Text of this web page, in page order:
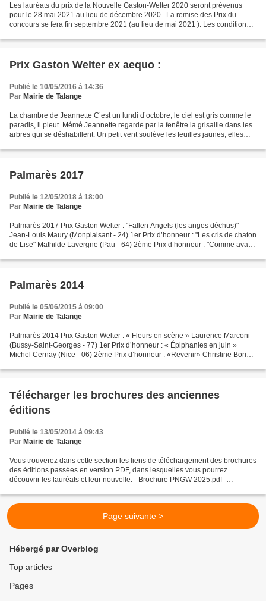
Les lauréats du prix de la Nouvelle Gaston-Welter 2020 seront prévenus
pour le 28 mai 2021 au lieu de décembre 2020 . La remise des Prix du
concours se fera fin septembre 2021 (au lieu de mai 2021 ). Les conditions
Prix Gaston Welter ex aequo :
Publié le 10/05/2016 à 14:36
Par Mairie de Talange
La chambre de Jeannette C’est un lundi d’octobre, le ciel est gris comme le
paradis, il pleut. Mémé Jeannette regarde par la fenêtre la grisaille dans les
arbres qui se déshabillent. Un petit vent soulève les feuilles jaunes, elles
Palmarès 2017
Publié le 12/05/2018 à 18:00
Par Mairie de Talange
Palmarès 2017 Prix Gaston Welter : "Fallen Angels (les anges déchus)"
Jean-Louis Maury (Monplaisant - 24) 1er Prix d’honneur : "Les cris de chaton
de Lise" Mathilde Lavergne (Pau - 64) 2ème Prix d’honneur : "Comme avant"
Palmarès 2014
Publié le 05/06/2015 à 09:00
Par Mairie de Talange
Palmarès 2014 Prix Gaston Welter : « Fleurs en scène » Laurence Marconi
(Bussy-Saint-Georges - 77) 1er Prix d’honneur : « Épiphanies en juin »
Michel Cernay (Nice - 06) 2ème Prix d’honneur : «Revenir» Christine Borie
Télécharger les brochures des anciennes
éditions
Publié le 13/05/2014 à 09:43
Par Mairie de Talange
Vous trouverez dans cette section les liens de téléchargement des brochures
des éditions passées en version PDF, dans lesquelles vous pourrez
découvrir les lauréats et leur nouvelle. - Brochure PNGW 2025.pdf -
Page suivante >
Hébergé par Overblog
Top articles
Pages